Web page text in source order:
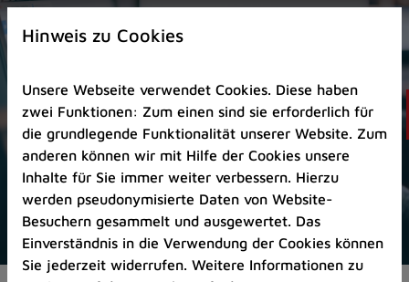
Zur
Startseite
Zum
Seitenanfang
springen
(Schnelltaste
A)
Zur
Navigation/Menü
springen
(Schnelltaste
Hinweis zu Cookies
Unsere Webseite verwendet Cookies. Diese haben
zwei Funktionen: Zum einen sind sie erforderlich für
die grundlegende Funktionalität unserer Website. Zum
anderen können wir mit Hilfe der Cookies unsere
Inhalte für Sie immer weiter verbessern. Hierzu
werden pseudonymisierte Daten von Website-
Besuchern gesammelt und ausgewertet. Das
Einverständnis in die Verwendung der Cookies können
Sie jederzeit widerrufen. Weitere Informationen zu